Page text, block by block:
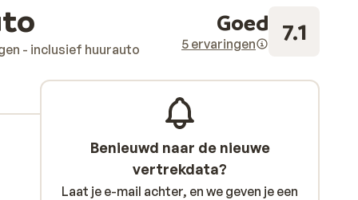
- inclusief huurauto
Goed
5 ervaringen 7.1
Benieuwd naar de nieuwe
vertrekdata?
Laat je e-mail achter, en we geven je een